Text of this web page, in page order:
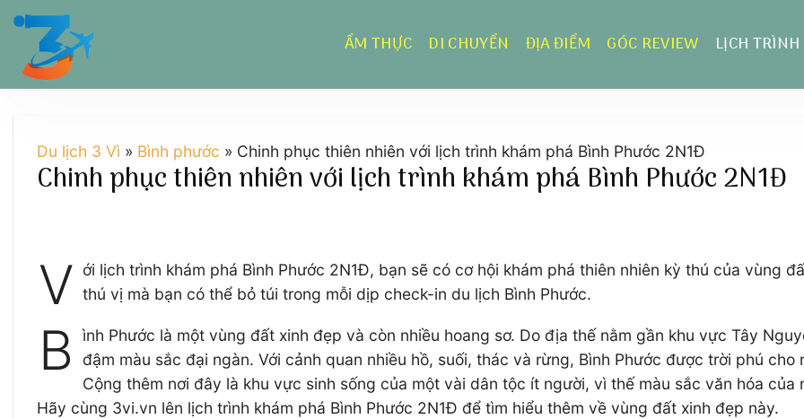
Chuyển
dung
ẨM THỰC DI CHUYỂN ĐỊA ĐIỂM GÓC REVIEW LỊCH TRÌNH
Du lịch 3 Vì » Bình phước » Chinh phục thiên nhiên với lịch trình khám phá Bình Phước 2N1Đ
Chinh phục thiên nhiên với lịch trình khám phá Bình Phước 2N1Đ
V ới lịch trình khám phá Bình Phước 2N1Đ, bạn sẽ có cơ hội khám phá thiên nhiên kỳ thú của vùng
thú vị mà bạn có thể bỏ túi trong mỗi dịp check-in du lịch Bình Phước.
B
ình Phước là một vùng đất xinh đẹp và còn nhiều hoang sơ. Do địa thế nằm gần khu vực Tây
đậm màu sắc đại ngàn. Với cảnh quan nhiều hồ, suối, thác và rừng, Bình Phước được trời phú
Cộng thêm nơi đây là khu vực sinh sống của một vài dân tộc ít người, vì thế màu sắc văn hóa
Hãy cùng 3vi.vn lên lịch trình khám phá Bình Phước 2N1Đ để tìm hiểu thêm về vùng đất xinh đẹp này.